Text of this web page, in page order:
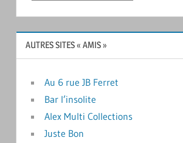
AUTRES SITES « AMIS »
Au 6 rue JB Ferret
Bar l’insolite
Alex Multi Collections
Juste Bon